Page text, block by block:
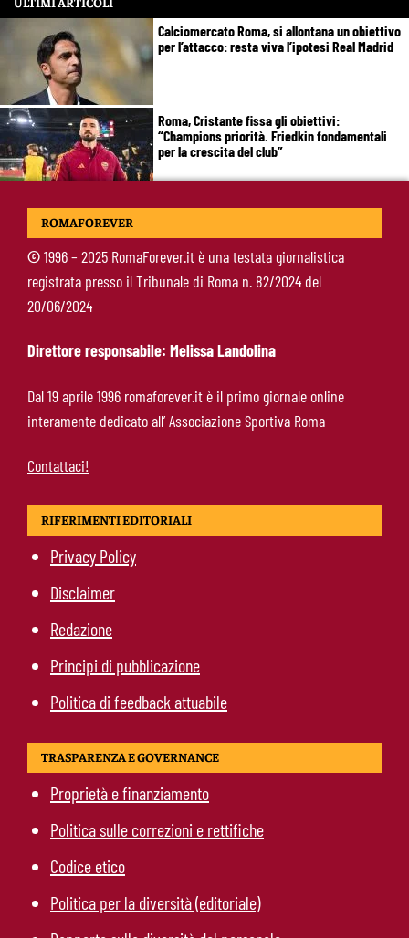
Calciomercato Roma, si allontana un obiettivo
per l’attacco: resta viva l’ipotesi Real Madrid
Roma, Cristante fissa gli obiettivi:
“Champions priorità. Friedkin fondamentali
per la crescita del club”
Brighton-Roma: dove vedere l’amichevole in tv
Castro-Roma, messaggio Scudetto: “Non sono
la riserva di Malen”
ROMAFOREVER
©1996 – 2025 RomaForever.it è una testata giornalistica
registrata presso il Tribunale di Roma n. 82/2024 del
20/06/2024
Direttore responsabile: Melissa Landolina
Dal 19 aprile 1996 romaforever.it è il primo giornale online
interamente dedicato all’ Associazione Sportiva Roma
Contattaci!
RIFERIMENTI EDITORIALI
Privacy Policy
Disclaimer
Redazione
Principi di pubblicazione
Politica di feedback attuabile
TRASPARENZA E GOVERNANCE
Proprietà e finanziamento
Politica sulle correzioni e rettifiche
Codice etico
Politica per la diversità (editoriale)